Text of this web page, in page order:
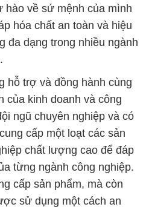
hào về sứ mệnh của mình
hóa chất an toàn và hiệu
đa dạng trong nhiều ngành
hỗ trợ và đồng hành cùng
của kinh doanh và công
ngũ chuyên nghiệp và có
cấp một loạt các sản
chất lượng cao để đáp
từng ngành công nghiệp.
cấp sản phẩm, mà còn
sử dụng một cách an